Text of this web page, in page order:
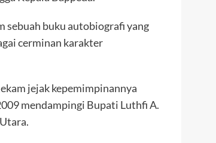
sebuah buku autobiografi yang
cerminan karakter
jejak kepemimpinannya
mendampingi Bupati Luthfi A.